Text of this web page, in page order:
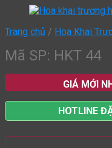
Trang chủ / Hoa Khai
Mã SP: HKT 44
GIÁ MỚI
HOTLINE